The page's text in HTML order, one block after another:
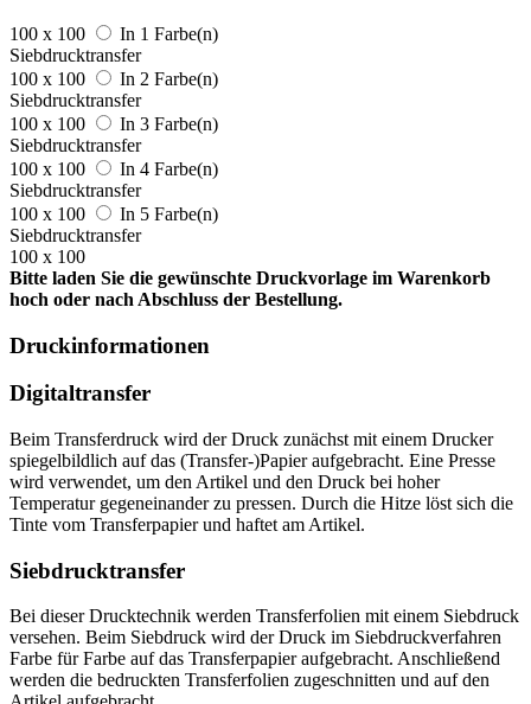
100 x 100
In 1 Farbe(n)
Siebdrucktransfer
100 x 100
In 2 Farbe(n)
Siebdrucktransfer
100 x 100
In 3 Farbe(n)
Siebdrucktransfer
100 x 100
In 4 Farbe(n)
Siebdrucktransfer
100 x 100
In 5 Farbe(n)
Siebdrucktransfer
100 x 100
Bitte laden Sie die gewünschte Druckvorlage im Warenkorb
hoch oder nach Abschluss der Bestellung.
Druckinformationen
Digitaltransfer
Beim Transferdruck wird der Druck zunächst mit einem Drucker
spiegelbildlich auf das (Transfer-)Papier aufgebracht. Eine Presse
wird verwendet, um den Artikel und den Druck bei hoher
Temperatur gegeneinander zu pressen. Durch die Hitze löst sich die
Tinte vom Transferpapier und haftet am Artikel.
Siebdrucktransfer
Bei dieser Drucktechnik werden Transferfolien mit einem Siebdruck
versehen. Beim Siebdruck wird der Druck im Siebdruckverfahren
Farbe für Farbe auf das Transferpapier aufgebracht. Anschließend
werden die bedruckten Transferfolien zugeschnitten und auf den